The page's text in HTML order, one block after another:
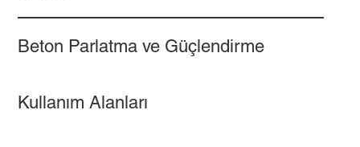
Beton Parlatma ve Güçlendirme
Kullanım Alanları